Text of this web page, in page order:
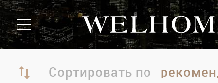
Сортировать по